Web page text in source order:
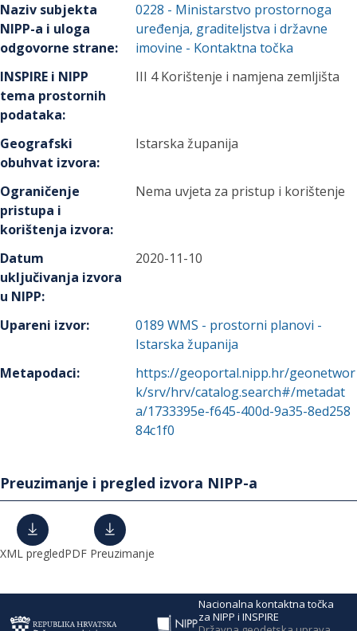
Naziv subjekta
NIPP-a i uloga
odgovorne strane:
0228 - Ministarstvo prostornoga
uređenja, graditeljstva i državne
imovine - Kontaktna točka
INSPIRE i NIPP
tema prostornih
podataka:
III 4 Korištenje i namjena zemljišta
Geografski
obuhvat izvora:
Istarska županija
Ograničenje
pristupa i
korištenja izvora:
Nema uvjeta za pristup i korištenje
Datum
uključivanja izvora
u NIPP:
2020-11-10
Upareni izvor: 0189 WMS - prostorni planovi -
Istarska županija
Metapodaci:
https://geoportal.nipp.hr/geonetwor
k/srv/hrv/catalog.search#/metadat
a/1733395e-f645-400d-9a35-8ed258
84c1f0
Preuzimanje i pregled izvora NIPP-a
XML pregledPDF Preuzimanje
Nacionalna kontaktna točka
za NIPP i INSPIRE